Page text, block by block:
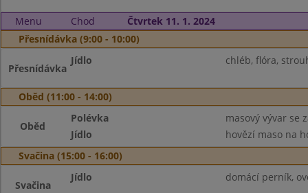
Menu Chod
Čtvrtek 11. 1. 2024
Přesnídávka (9:00 - 10:00)
Přesnídávka
Jídlo chléb, flóra,
Oběd (11:00 - 14:00)
Oběd
Polévka
masový vývar se
Jídlo
hovězí maso na
Svačina (15:00 - 16:00)
Svačina
Jídlo domácí perník,